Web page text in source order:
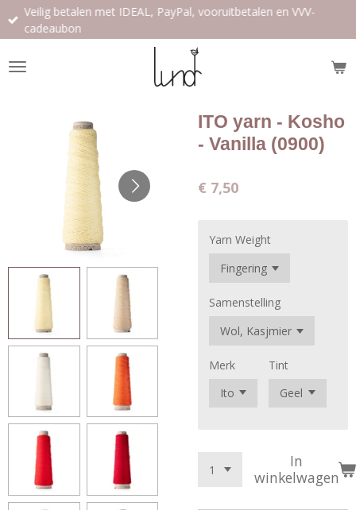
Ga
direct
de
Veilig betalen met IDEAL, PayPal, vooruitbetalen en VVV-
cadeaubon
ITO yarn - Kosho
- Vanilla (0900)
€ 7,50
Yarn Weight
Samenstelling
Merk Tint
In
winkelwagen